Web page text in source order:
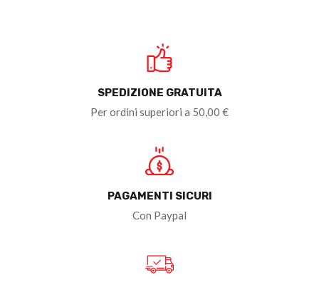
SPEDIZIONE GRATUITA
Per ordini superiori a 50,00 €
PAGAMENTI SICURI
Con Paypal